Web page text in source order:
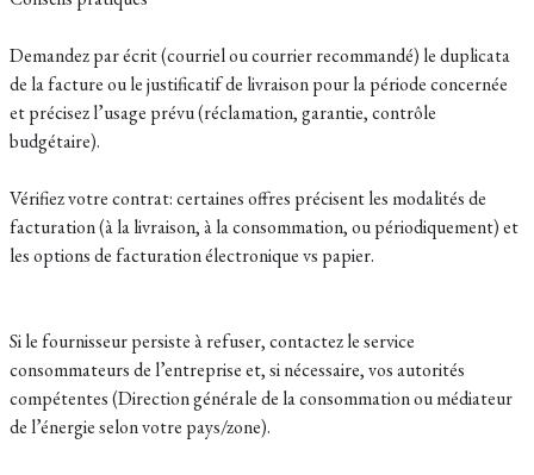
Demandez par écrit (courriel ou courrier recommandé) le duplicata
de la facture ou le justificatif de livraison pour la période concernée
et précisez l’usage prévu (réclamation, garantie, contrôle
budgétaire).
Vérifiez votre contrat: certaines offres précisent les modalités de
facturation (à la livraison, à la consommation, ou périodiquement) et
les options de facturation électronique vs papier.
Si le fournisseur persiste à refuser, contactez le service
consommateurs de l’entreprise et, si nécessaire, vos autorités
compétentes (Direction générale de la consommation ou médiateur
de l’énergie selon votre pays/zone).